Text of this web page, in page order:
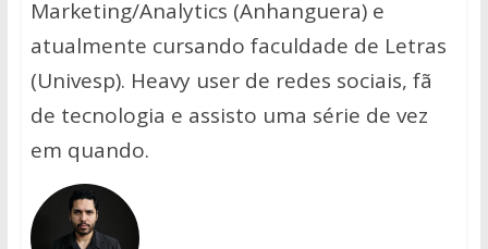
Marketing/Analytics (Anhanguera) e
atualmente cursando faculdade de Letras
(Univesp). Heavy user de redes sociais, fã
de tecnologia e assisto uma série de vez
em quando.